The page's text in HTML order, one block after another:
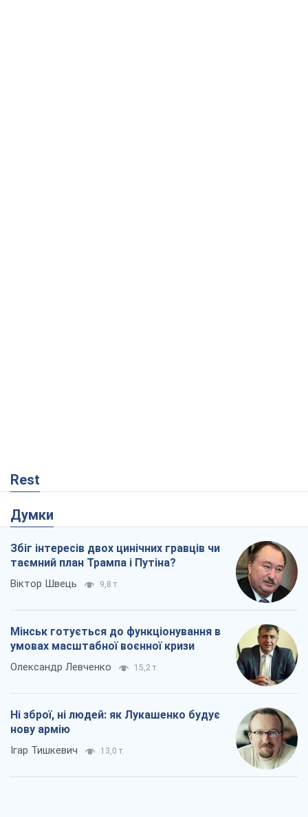
Rest
Думки
Збіг інтересів двох цинічних гравців чи
таємний план Трампа і Путіна?
Віктор Швець 9,8 т.
Мінськ готується до функціонування в
умовах масштабної воєнної кризи
Олександр Левченко 15,2 т.
Ні зброї, ні людей: як Лукашенко будує
нову армію
Ігар Тишкевич 13,0 т.